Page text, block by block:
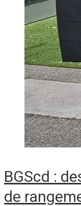
BGScd :
de